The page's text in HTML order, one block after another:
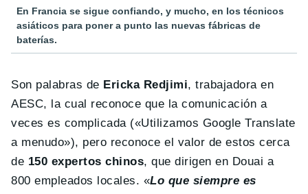
En Francia se sigue confiando, y mucho, en los técnicos
asiáticos para poner a punto las nuevas fábricas de
baterías.
Son palabras de Ericka Redjimi, trabajadora en
AESC, la cual reconoce que la comunicación a
veces es complicada («Utilizamos Google Translate
a menudo»), pero reconoce el valor de estos cerca
de 150 expertos chinos, que dirigen en Douai a
800 empleados locales. «Lo que siempre es